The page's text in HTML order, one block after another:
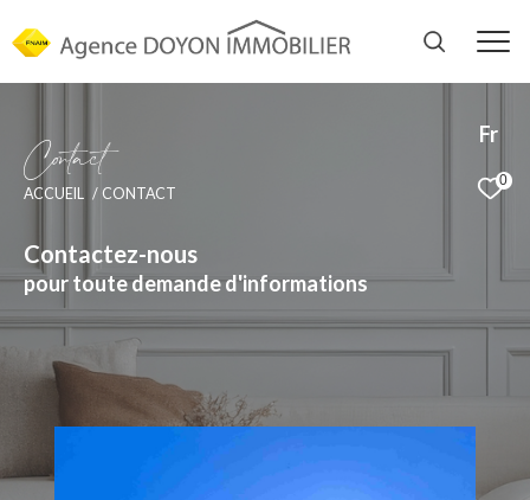
Fr
0
Cotact
ACCUEIL CONTACT
Contactez-nous
pour toute demande d'informations